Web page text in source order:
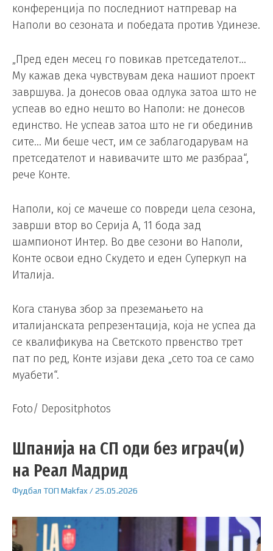
конференција по последниот натпревар на
Наполи во сезоната и победата против Удинезе.
„Пред еден месец го повикав претседателот…
Му кажав дека чувствувам дека нашиот проект
завршува. Ја донесов оваа одлука затоа што не
успеав во едно нешто во Наполи: не донесов
единство. Не успеав затоа што не ги обединив
сите… Ми беше чест, им се заблагодарувам на
претседателот и навивачите што ме разбраа“,
рече Конте.
Наполи, кој се мачеше со повреди цела сезона,
заврши втор во Серија А, 11 бода зад
шампионот Интер. Во две сезони во Наполи,
Конте освои едно Скудето и еден Суперкуп на
Италија.
Кога станува збор за преземањето на
италијанската репрезентација, која не успеа да
се квалификува на Светското првенство трет
пат по ред, Конте изјави дека „сето тоа се само
муабети“.
Foto/ Depositphotos
Шпанија на СП оди без играч(и)
на Реал Мадрид
Фудбал ТОП Makfax/25.05.2026